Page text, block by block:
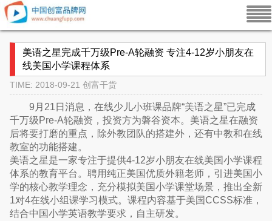
美语之星完成千万级Pre-A轮融资 专注4-12岁小朋友在
线美国小学课程体系
TIME: 2018-09-21 创富干货
9月21日消息，在线少儿小班课品牌“美语之星”已完成
千万级Pre-A轮融资，投资方为磐谷资本。美语之星在融资
后将要打磨的重点，除外教团队的搭建外，还有中教和在线
教室的功能搭建。
美语之星是一家专注于提供4-12岁小朋友在线美国小学课程
体系的教育平台。聘用纯正美国优质外籍老师，引进美国小
学的核心教学理念，充分模拟美国小学课堂场景，推出全新
1对4在线小组课学习模式。课程内容基于美国CCSS标准，
结合中国小学英语教学要求，自主研发。